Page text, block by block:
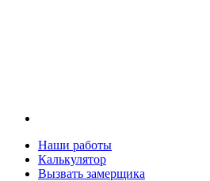
Наши работы
Калькулятор
Вызвать замерщика